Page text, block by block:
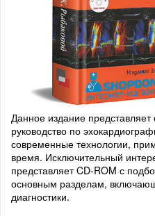
Данное издание представляет
руководство по
современные технологии,
время. Исключительный
представляет CD-ROM с
основным разделам,
диагностики.